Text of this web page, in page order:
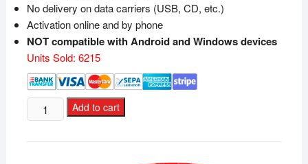
No delivery on data carriers (USB, CD, etc.)
Activation online and by phone
NOT compatible with Android and Windows devices
Units Sold: 6215
Microsoft
Office
Add to cart